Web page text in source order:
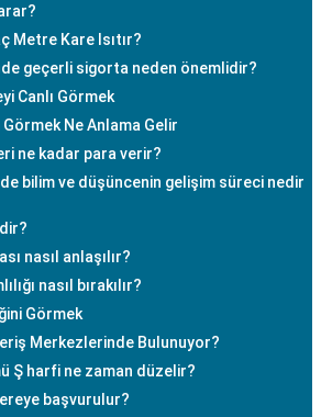
Metre Kare Isıtır?
geçerli sigorta neden önemlidir?
Canlı Görmek
Ne Anlama Gelir
ne kadar para verir?
bilim ve düşüncenin gelişim süreci nedir
nasıl anlaşılır?
nasıl bırakılır?
Görmek
Merkezlerinde Bulunuyor?
Ş harfi ne zaman düzelir?
başvurulur?